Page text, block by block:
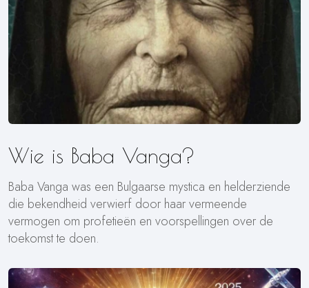
Wie is Baba Vanga?
Baba Vanga was een Bulgaarse mystica en helderziende
die bekendheid verwierf door haar vermeende
vermogen om profetieën en voorspellingen over de
toekomst te doen.